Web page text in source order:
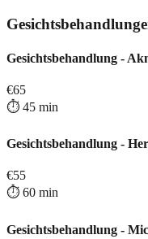
Gesichtsbehandlung -
€65
⏱️ 45 min
Gesichtsbehandlung -
€55
⏱️ 60 min
Gesichtsbehandlung -